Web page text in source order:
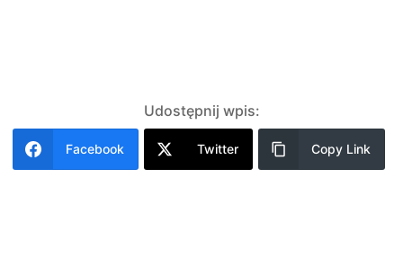
Udostępnij wpis:
Facebook Twitter Copy Link